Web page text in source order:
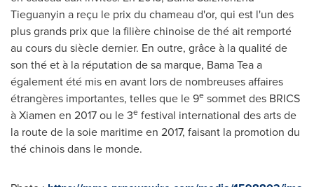
Tieguanyin a reçu le prix du chameau d'or, qui est l'un des
plus grands prix que la filière chinoise de thé ait remporté
au cours du siècle dernier. En outre, grâce à la qualité de
son thé et à la réputation de sa marque, Bama Teaa
également été mis en avant lors de nombreuses affaires
étrangères importantes, telles que le 9e sommet des BRICS
àXiamen en 2017 ou le 3e festival international des arts de
la route de la soie maritime en 2017, faisant la promotion du
thé chinois dans le monde.